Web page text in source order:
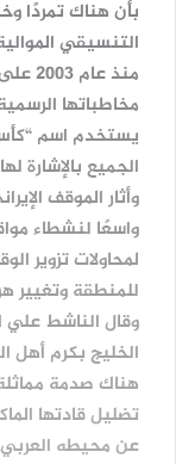
بأن هناك تمردًا
التنسيقي
منذ
مخاطباتها
يستخدم اسم “كأس
الجميع بالإشارة
وأثار الموقف
واسعًا لنشطاء
لمحاولات تزوير
للمنطقة وتغيير
وقال الناشط علي
الخليج بكرم أهل
هناك صدمة
تضليل قادتها
عن محيطه